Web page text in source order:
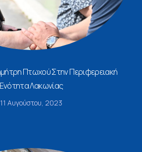
Πτωχού Στην Περιφερειακή
Ενότητα Λακωνίας
11 Αυγούστου, 2023